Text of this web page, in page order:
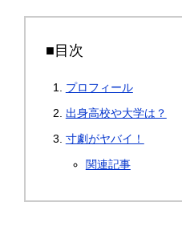
■目次
プロフィール
出身高校や大学は？
寸劇がヤバイ！
関連記事